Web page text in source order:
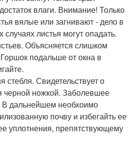
влаги. Внимание! Только
вялые или загнивают - дело в
случаях листья могут опадать.
Объясняется слишком
подальше от окна в
стебля. Свидетельствует о
черной ножкой. Заболевшее
В дальнейшем необхоимо
почву и избегайть ее
уплотнения, препятствующему